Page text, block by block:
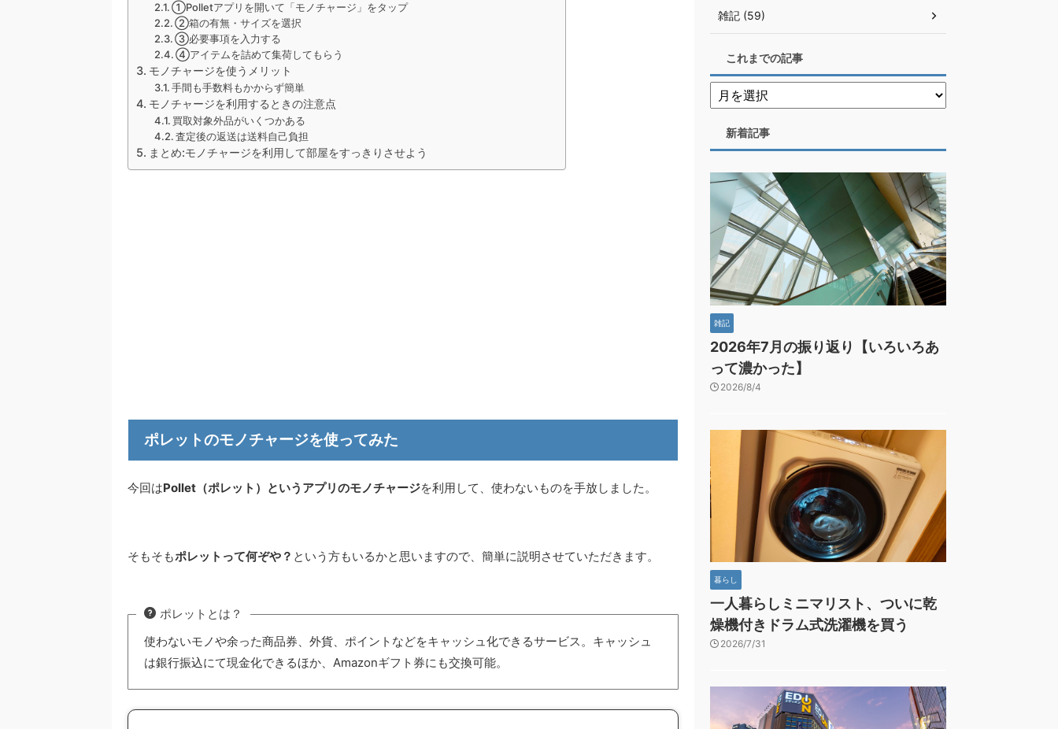
①Polletアプリを開いて「モノチャージ」をタップ
②箱の有無・サイズを選択
③必要事項を入力する
④アイテムを詰めて集荷してもらう
モノチャージを使うメリット
手間も手数料もかからず簡単
モノチャージを利用するときの注意点
買取対象外品がいくつかある
査定後の返送は送料自己負担
まとめ:モノチャージを利用して部屋をすっきりさせよう
ポレットのモノチャージを使ってみた
今回はPollet（ポレット）というアプリのモノチャージを利用して、使わないものを手放しました。
そもそもポレットって何ぞや？ という方もいるかと思いますので、簡単に説明させていただきます。
ポレットとは？
使わないモノや余った商品券、外貨、ポイントなどをキャッシュ化できるサービス。キャッシュ
は銀行振込にて現金化できるほか、Amazonギフト券にも交換可能。
雑記 (59)
これまでの記事
新着記事
雑記
2026年7月の振り返り【いろいろあ
って濃かった】
2026/8/4
暮らし
一人暮らしミニマリスト、ついに乾
燥機付きドラム式洗濯機を買う
2026/7/31